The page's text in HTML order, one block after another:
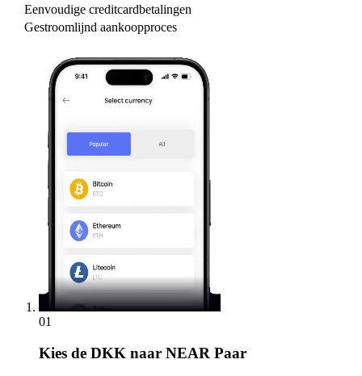
Eenvoudige creditcardbetalingen
Gestroomlijnd aankoopproces
01
Kies de DKK naar NEAR Paar